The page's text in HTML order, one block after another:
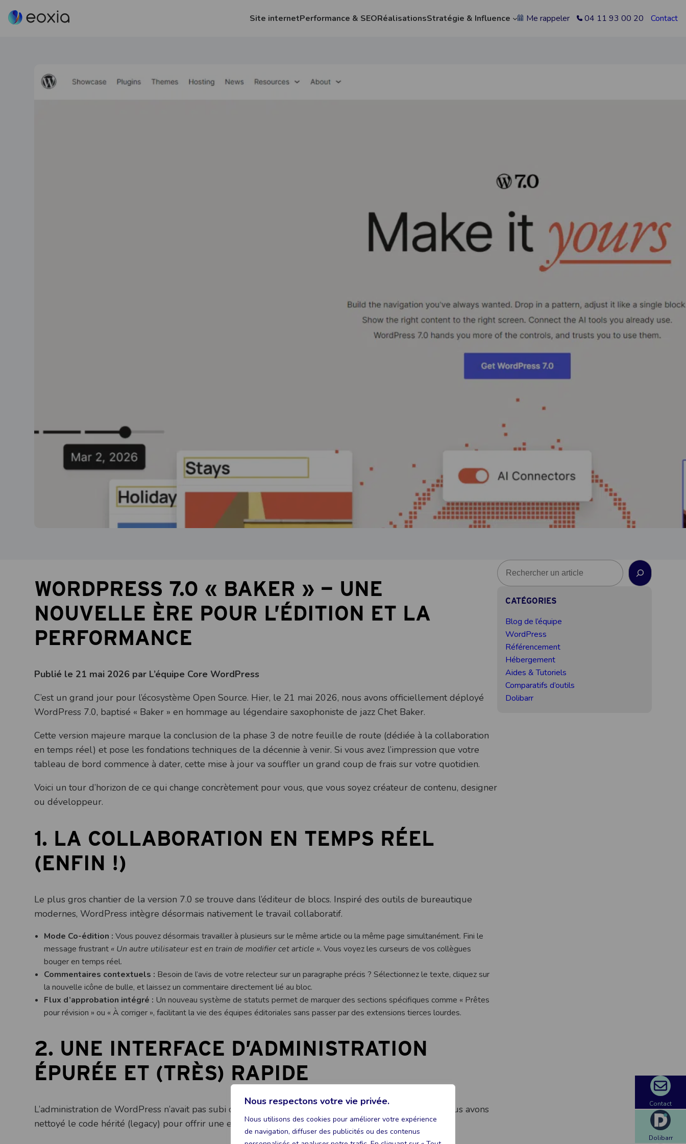
Nous respectons votre vie privée.
Nous utilisons des cookies pour améliorer votre expérience
de navigation, diffuser des publicités ou des contenus
Site internetPerformance & SEORéalisationsStratégie & Influence Me rappeler 04 11 93 00 20 Contact
>Wordpress > WordPress 7.0 | Disponible !
22 mai 2026
WORDPRESS 7.0 « BAKER » — UNE
NOUVELLE ÈRE POUR L’ÉDITION ET LA
PERFORMANCE
Publié le 21 mai 2026 par L’équipe Core WordPress
C’est un grand jour pour l’écosystème Open Source. Hier, le 21 mai 2026, nous avons officiellement déployé
WordPress 7.0, baptisé « Baker » en hommage au légendaire saxophoniste de jazz Chet Baker.
Cette version majeure marque la conclusion de la phase 3 de notre feuille de route (dédiée à la collaboration
en temps réel) et pose les fondations techniques de la décennie à venir. Si vous avez l’impression que votre
tableau de bord commence à dater, cette mise à jour va souffler un grand coup de frais sur votre quotidien.
Voici un tour d’horizon de ce qui change concrètement pour vous, que vous soyez créateur de contenu, designer
ou développeur.
1. LA COLLABORATION EN TEMPS RÉEL
(ENFIN !)
Le plus gros chantier de la version 7.0 se trouve dans l’éditeur de blocs. Inspiré des outils de bureautique
modernes, WordPress intègre désormais nativement le travail collaboratif.
Mode Co-édition : Vous pouvez désormais travailler à plusieurs sur le même article ou la même page simultanément. Fini le
message frustrant « Un autre utilisateur est en train de modifier cet article ». Vous voyez les curseurs de vos collègues
bouger en temps réel.
Commentaires contextuels : Besoin de l’avis de votre relecteur sur un paragraphe précis ? Sélectionnez le texte, cliquez sur
la nouvelle icône de bulle, et laissez un commentaire directement lié au bloc.
Flux d’approbation intégré : Un nouveau système de statuts permet de marquer des sections spécifiques comme « Prêtes
pour révision » ou « À corriger », facilitant la vie des équipes éditoriales sans passer par des extensions tierces lourdes.
2. UNE INTERFACE D’ADMINISTRATION
ÉPURÉE ET (TRÈS) RAPIDE
L’administration de WordPress n’avait pas subi de refonte majeure depuis des années. Avec la 7.0, nous avons
nettoyé le code hérité (legacy) pour offrir une expérience plus fluide.
R
e
CATÉGORIES
Blog de l’équipe
WordPress
Référencement
Hébergement
Aides & Tutoriels
Comparatifs d’outils
Dolibarr
Contact
Dolibarr